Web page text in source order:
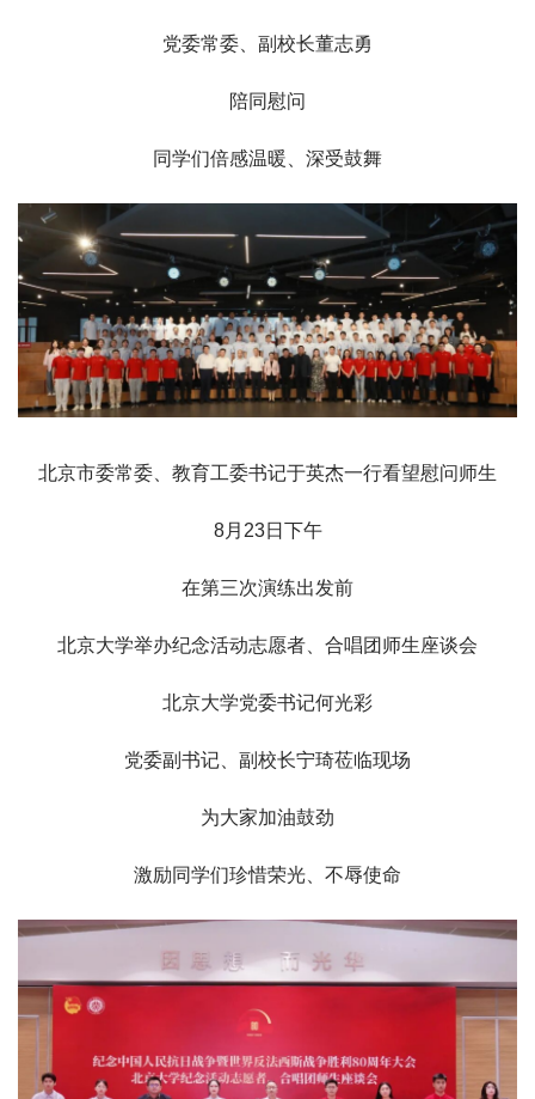
党委常委、副校长董志勇
陪同慰问
同学们倍感温暖、深受鼓舞
北京市委常委、教育工委书记于英杰一行看望慰问师生
8月23日下午
在第三次演练出发前
北京大学举办纪念活动志愿者、合唱团师生座谈会
北京大学党委书记何光彩
党委副书记、副校长宁琦莅临现场
为大家加油鼓劲
激励同学们珍惜荣光、不辱使命